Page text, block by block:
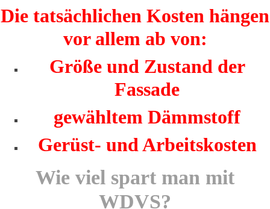
Die tatsächlichen Kosten hängen
vor allem ab von:
Größe und Zustand der
Fassade
gewähltem Dämmstoff
Gerüst- und Arbeitskosten
Wie viel spart man mit
WDVS?